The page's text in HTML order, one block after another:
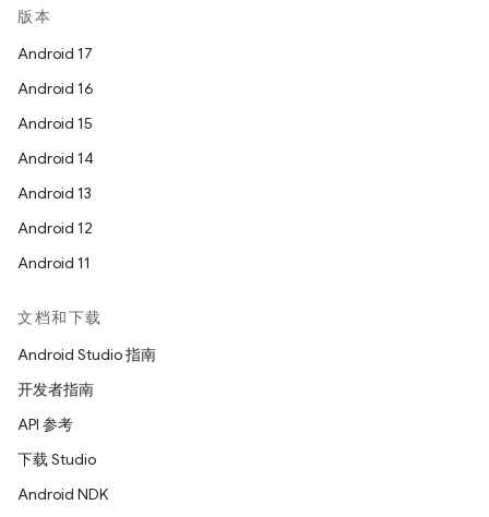
版本
Android 17
Android 16
Android 15
Android 14
Android 13
Android 12
Android 11
文档和下载
Android Studio 指南
开发者指南
API 参考
下载 Studio
Android NDK